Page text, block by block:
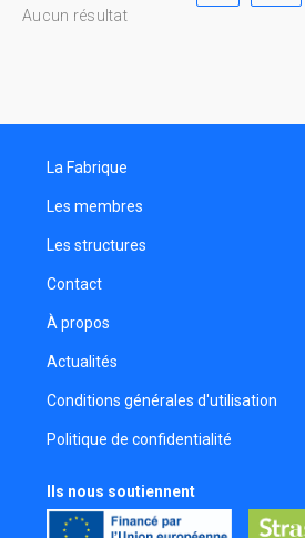
Aucun résultat
La Fabrique
Les membres
Les structures
Contact
À propos
Actualités
Conditions générales d'utilisation
Politique de confidentialité
Ils nous soutiennent